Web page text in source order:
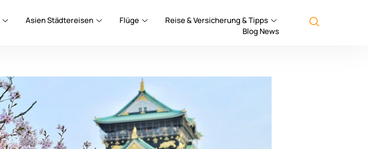
Asien Städtereisen Flüge
Reise & Versicherung & Tipps
Blog News